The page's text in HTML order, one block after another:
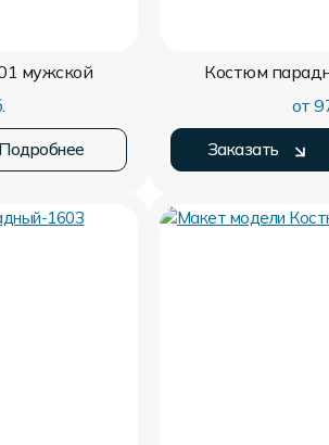
мужской
Подробнее
Костюм
от
Заказать